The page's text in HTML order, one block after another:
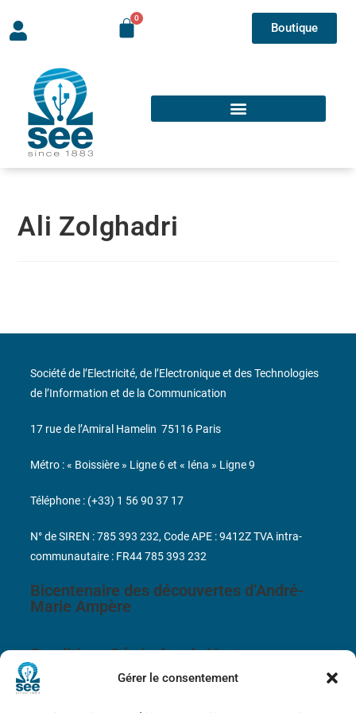
Gérer le consentement
Boutique
Ali Zolghadri
Bicentenaire des découvertes d’André-
Marie Ampère
Conditions Générales de Vente
Société de l’Electricité, de l’Electronique et des Technologies
de l’Information et de la Communication
17 rue de l’Amiral Hamelin 75116 Paris
Métro : « Boissière » Ligne 6 et « Iéna » Ligne 9
Téléphone : (+33) 1 56 90 37 17
N° de SIREN : 785 393 232, Code APE : 9412Z TVA intra-
communautaire : FR44 785 393 232